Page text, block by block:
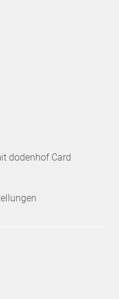
dodenhof Card